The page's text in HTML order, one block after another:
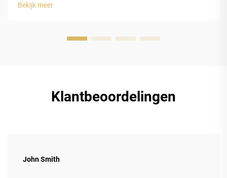
beschermen, dankzij zijn gesloten celstructuur die
Bekijk meer
Klantbeoordelingen
John Smith